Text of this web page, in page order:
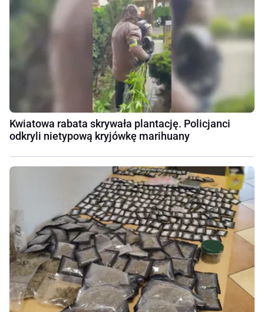
Kwiatowa rabata skrywała plantację. Policjanci
odkryli nietypową kryjówkę marihuany